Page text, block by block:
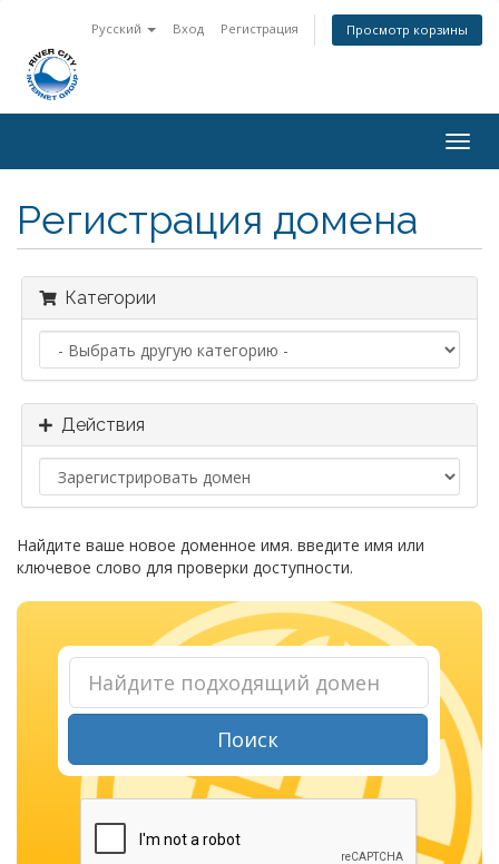
Русский Вход Регистрация Просмотр корзины
Регистрация домена
Категории
Действия
Найдите ваше новое доменное имя. введите имя или
ключевое слово для проверки доступности.
Поиск